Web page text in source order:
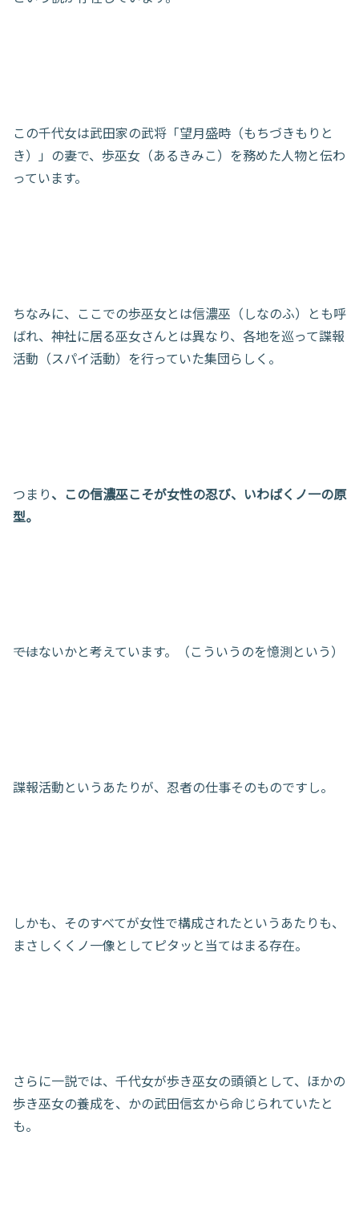
この千代女は武田家の武将「望月盛時（もちづきもりと
き）」の妻で、歩巫女（あるきみこ）を務めた人物と伝わ
っています。
ちなみに、ここでの歩巫女とは信濃巫（しなのふ）とも呼
ばれ、神社に居る巫女さんとは異なり、各地を巡って諜報
活動（スパイ活動）を行っていた集団らしく。
つまり、この信濃巫こそが女性の忍び、いわばくノ一の原
型。
――ではないかと考えています。（こういうのを憶測という）
諜報活動というあたりが、忍者の仕事そのものですし。
しかも、そのすべてが女性で構成されたというあたりも、
まさしくくノ一像としてピタッと当てはまる存在。
さらに一説では、千代女が歩き巫女の頭領として、ほかの
歩き巫女の養成を、かの武田信玄から命じられていたと
も。